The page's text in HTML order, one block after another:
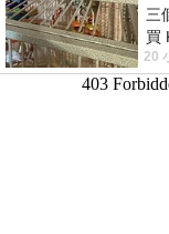
三
買
顧
20